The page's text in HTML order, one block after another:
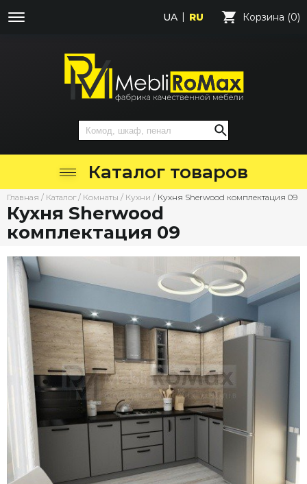
UA RU Корзина (0)
Каталог товаров
Главная / Каталог / Комнаты / Кухни / Кухня Sherwood комплектация 09
Кухня Sherwood
комплектация 09